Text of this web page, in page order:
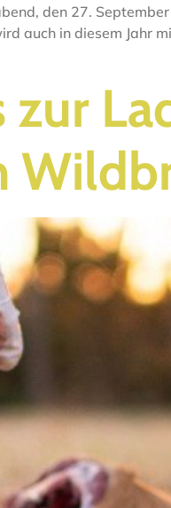
den 27.
auch in diesem Jahr